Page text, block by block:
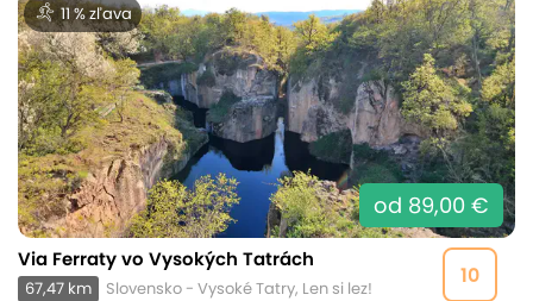
11 % zľava
od 89,00 €
10
Via Ferraty vo Vysokých Tatrách
67,47 km Slovensko - Vysoké Tatry, Len si lez!